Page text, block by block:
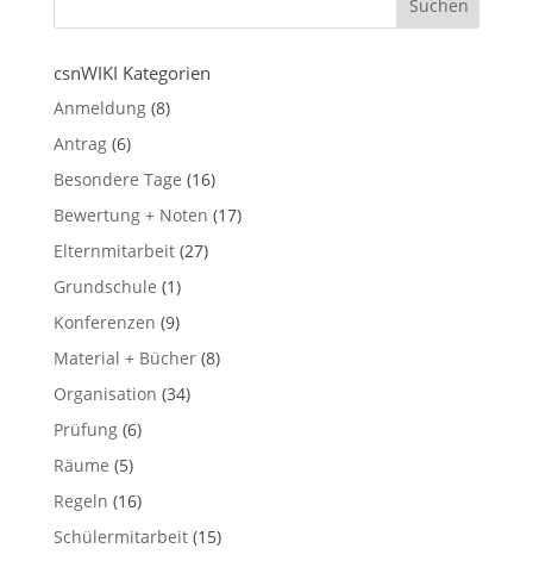
csnWIKI Kategorien
Anmeldung(8)
Antrag(6)
Besondere Tage (16)
Bewertung + Noten (17)
Elternmitarbeit(27)
Grundschule (1)
Konferenzen (9)
Material + Bücher(8)
Organisation (34)
Prüfung(6)
Räume (5)
Regeln (16)
Schülermitarbeit(15)